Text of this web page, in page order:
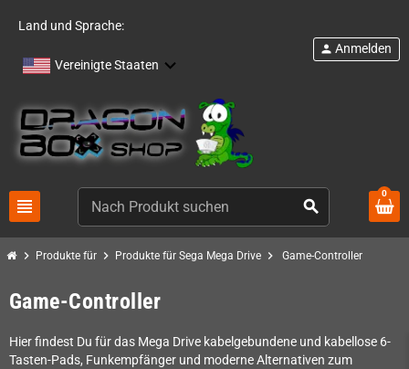
Land und Sprache:
Vereinigte Staaten
view_headline search
person Anmelden
0
chevron_right Produkte für chevron_right Produkte für Sega Mega Drive chevron_right Game-Controller
Game-Controller
Hier findest Du für das Mega Drive kabelgebundene und kabellose 6-
Tasten-Pads, Funkempfänger und moderne Alternativen zum